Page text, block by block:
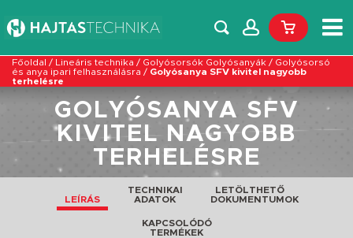
Főoldal / Lineáris technika / Golyósorsók Golyósanyák / Golyósorsó
és anya ipari felhasználásra / Golyósanya SFV kivitel nagyobb
terhelésre
GOLYÓSANYA SFV
KIVITEL NAGYOBB
TERHELÉSRE
LEÍRÁS
TECHNIKAI
ADATOK
LETÖLTHETŐ
DOKUMENTUMOK
KAPCSOLÓDÓ
TERMÉKEK